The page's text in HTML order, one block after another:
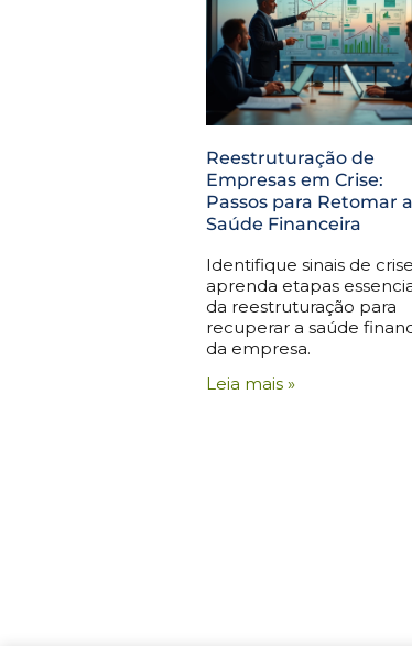
Reestruturação de
Empresas em Crise:
Passos para Retomar a
Saúde Financeira
Identifique sinais de
aprenda etapas
da reestruturação para
recuperar a saúde
da empresa.
Leia mais »